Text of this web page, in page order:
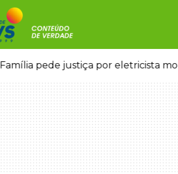
Família pede justiça por eletricista